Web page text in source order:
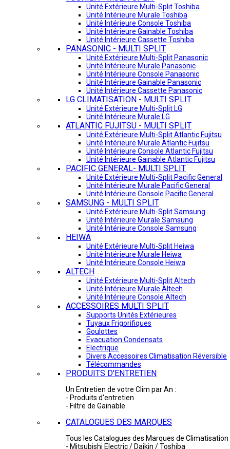
Unité Extérieure Multi-Split Toshiba
Unité Intérieure Murale Toshiba
Unité Intérieure Console Toshiba
Unité Intérieure Gainable Toshiba
Unité Intérieure Cassette Toshiba
PANASONIC - MULTI SPLIT
Unité Extérieure Multi-Split Panasonic
Unité Intérieure Murale Panasonic
Unité Intérieure Console Panasonic
Unité Intérieure Gainable Panasonic
Unité Intérieure Cassette Panasonic
LG CLIMATISATION - MULTI SPLIT
Unité Extérieure Multi-Split LG
Unité Intérieure Murale LG
ATLANTIC FUJITSU - MULTI SPLIT
Unité Extérieure Multi-Split Atlantic Fujitsu
Unité Intérieure Murale Atlantic Fujitsu
Unité Intérieure Console Atlantic Fujitsu
Unité Intérieure Gainable Atlantic Fujitsu
PACIFIC GENERAL- MULTI SPLIT
Unité Extérieure Multi-Split Pacific General
Unité Intérieure Murale Pacific General
Unité Intérieure Console Pacific General
SAMSUNG - MULTI SPLIT
Unité Extérieure Multi-Split Samsung
Unité Intérieure Murale Samsung
Unité Intérieure Console Samsung
HEIWA
Unité Extérieure Multi-Split Heiwa
Unité Intérieure Murale Heiwa
Unité Intérieure Console Heiwa
ALTECH
Unité Extérieure Multi-Split Altech
Unité Intérieure Murale Altech
Unité Intérieure Console Altech
ACCESSOIRES MULTI SPLIT
Supports Unités Extérieures
Tuyaux Frigorifiques
Goulottes
Evacuation Condensats
Electrique
Divers Accessoires Climatisation Réversible
Télécommandes
PRODUITS D'ENTRETIEN
Un Entretien de votre Clim par An :
- Produits d'entretien
- Filtre de Gainable
CATALOGUES DES MARQUES
Tous les Catalogues des Marques de Climatisation
- Mitsubishi Electric / Daikin / Toshiba